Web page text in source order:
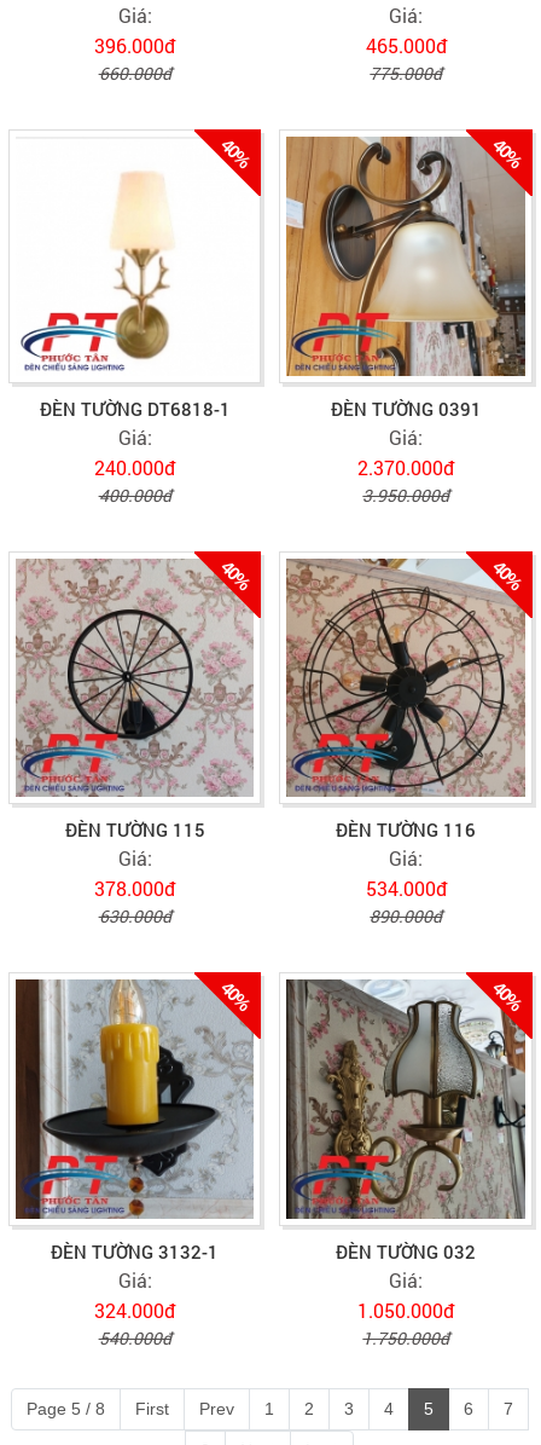
Giá:
396.000đ
660.000đ
Giá:
465.000đ
775.000đ
40%
ĐÈN TƯỜNG DT6818-1
Giá:
240.000đ
400.000đ
40%
ĐÈN TƯỜNG 0391
Giá:
2.370.000đ
3.950.000đ
40%
ĐÈN TƯỜNG 115
Giá:
378.000đ
630.000đ
40%
ĐÈN TƯỜNG 116
Giá:
534.000đ
890.000đ
40%
ĐÈN TƯỜNG 3132-1
Giá:
324.000đ
540.000đ
40%
ĐÈN TƯỜNG 032
Giá:
1.050.000đ
1.750.000đ
Page 5 / 8 First Prev 1 2 3 4 5 6 7